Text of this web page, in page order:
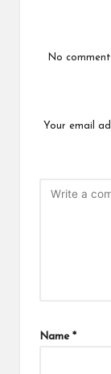
No
Your email
Name *